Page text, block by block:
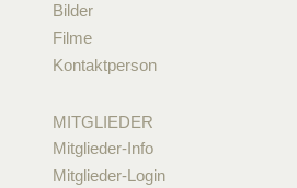
Bilder
Filme
Kontaktperson
MITGLIEDER
Mitglieder-Info
Mitglieder-Login